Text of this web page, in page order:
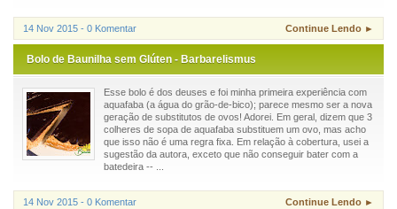
14 Nov 2015 - 0 Komentar Continue Lendo ►
Bolo de Baunilha sem Glúten - Barbarelismus
Esse bolo é dos deuses e foi minha primeira experiência com
aquafaba (a água do grão-de-bico); parece mesmo ser a nova
geração de substitutos de ovos! Adorei. Em geral, dizem que 3
colheres de sopa de aquafaba substituem um ovo, mas acho
que isso não é uma regra fixa. Em relação à cobertura, usei a
sugestão da autora, exceto que não conseguir bater com a
batedeira -- ...
14 Nov 2015 - 0 Komentar Continue Lendo ►